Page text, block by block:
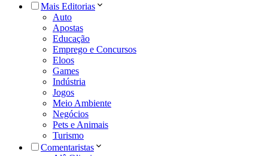
Mais Editorias
Auto
Apostas
Educação
Emprego e Concursos
Eloos
Games
Indústria
Jogos
Meio Ambiente
Negócios
Pets e Animais
Turismo
Comentaristas